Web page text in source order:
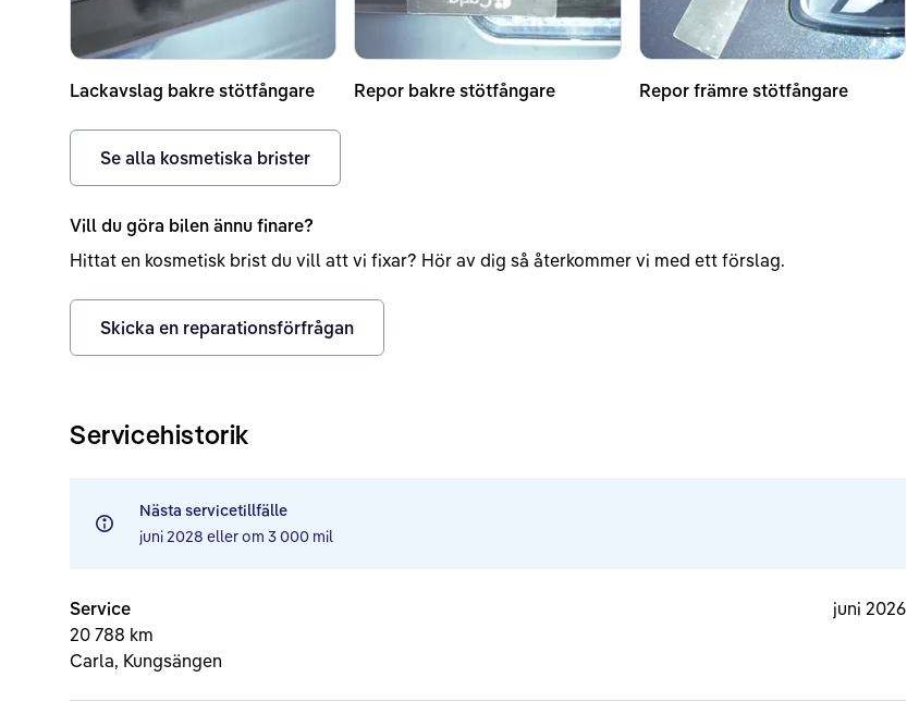
Lackavslag bakre stötfångare Repor bakre stötfångare Repor främre stötfångare
Se alla kosmetiska brister
Vill du göra bilen ännu finare?
Hittat en kosmetisk brist du vill att vi fixar? Hör av dig så återkommer vi med ett förslag.
Skicka en reparationsförfrågan
Servicehistorik
Nästa servicetillfälle
juni 2028 eller om 3 000 mil
Service
20 788 km
Carla, Kungsängen
juni 2026